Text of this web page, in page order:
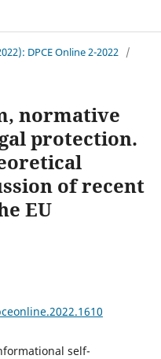
DPCE Online 2-2022 /
normative
protection.
of recent
EU
self-